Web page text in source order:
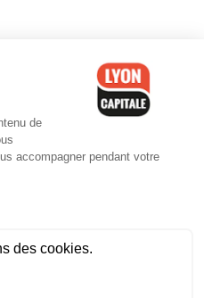
-CGV-Politique de